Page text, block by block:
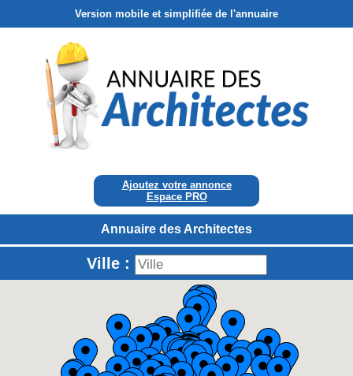
Version mobile et simplifiée de l'annuaire
Ajoutez votre annonce
Espace PRO
Annuaire des Architectes
Ville :